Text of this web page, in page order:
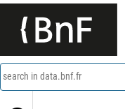
search in data.bnf.fr